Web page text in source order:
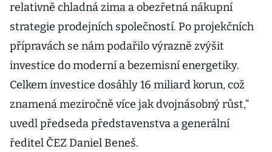
relativně chladná zima a obezřetná nákupní
strategie prodejních společností. Po projekčních
přípravách se nám podařilo výrazně zvýšit
investice do moderní a bezemisní energetiky.
Celkem investice dosáhly 16 miliard korun, což
znamená meziročně více jak dvojnásobný růst,“
uvedl předseda představenstva a generální
ředitel ČEZ Daniel Beneš.